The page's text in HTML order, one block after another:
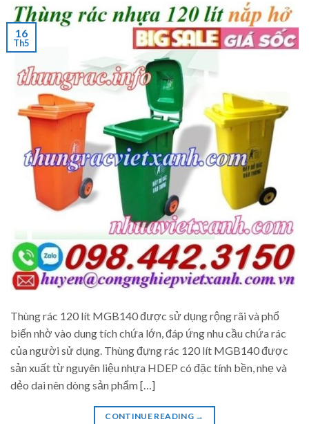
16
Th5
Thùng rác 120 lít MGB140 được sử dụng rộng rãi và phổ
biến nhờ vào dung tích chứa lớn, đáp ứng nhu cầu chứa rác
của người sử dụng. Thùng đựng rác 120 lít MGB140 được
sản xuất từ nguyên liệu nhựa HDEP có đặc tính bền, nhẹ và
dẻo dai nên dòng sản phẩm […]
CONTINUE READING →